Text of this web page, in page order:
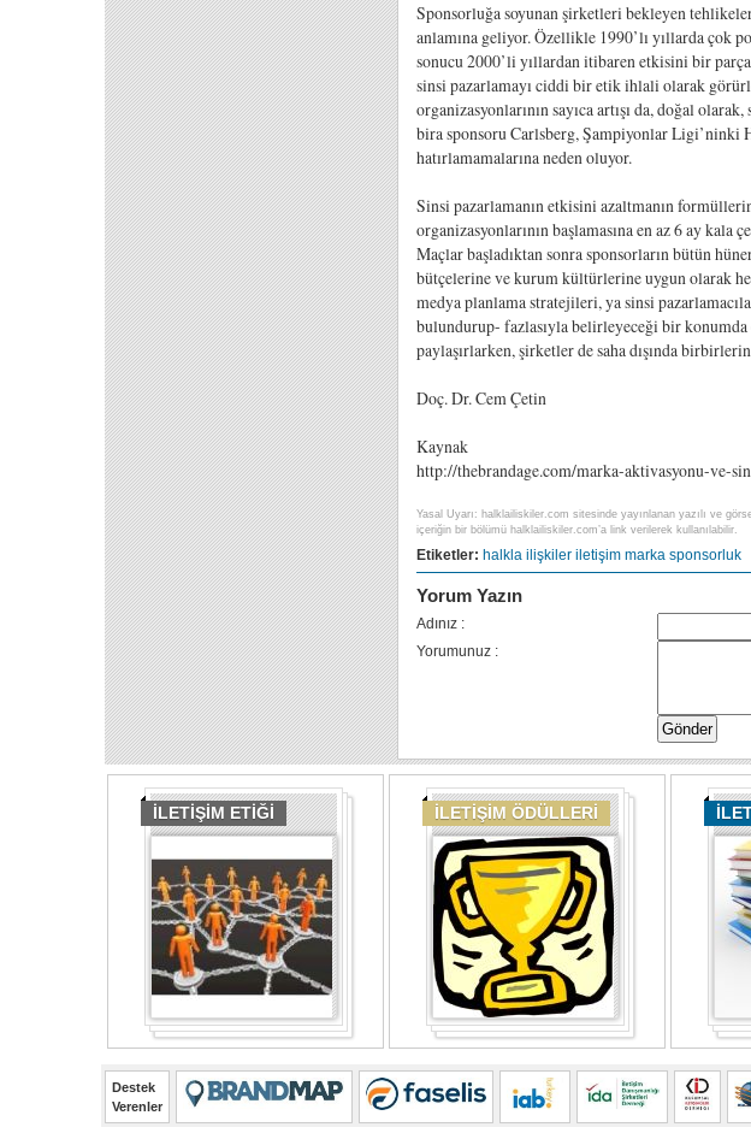
Sponsorluğa soyunan şirketleri bekleyen
anlamına geliyor. Özellikle 1990’lı yıllarda çok
sonucu 2000’li yıllardan itibaren etkisini bir
sinsi pazarlamayı ciddi bir etik ihlali olarak
organizasyonlarının sayıca artışı da, doğal
bira sponsoru Carlsberg, Şampiyonlar Ligi’ninki
hatırlamamalarına neden oluyor.
Sinsi pazarlamanın etkisini azaltmanın
organizasyonlarının başlamasına en az 6 ay
Maçlar başladıktan sonra sponsorların bütün
bütçelerine ve kurum kültürlerine uygun olarak
medya planlama stratejileri, ya sinsi
bulundurup- fazlasıyla belirleyeceği bir konumda
paylaşırlarken, şirketler de saha dışında
Doç. Dr. Cem Çetin
Kaynak
http://thebrandage.com/marka-aktivasyonu-ve-
Yasal Uyarı: halklailiskiler.com sitesinde yayınlanan yazılı ve
içeriğin bir bölümü halklailiskiler.com’a link verilerek kullanılabilir.
Etiketler: halkla ilişkiler iletişim marka sponsorluk
Yorum Yazın
Adınız :
Yorumunuz :
İLETİŞİM ETİĞİ İLETİŞİM ÖDÜLLERİ
Destek
Verenler